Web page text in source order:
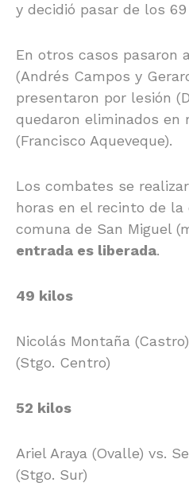
y decidió pasar de los
En otros casos pasaron
(Andrés Campos y
presentaron por lesión
quedaron eliminados en
(Francisco Aqueveque).
Los combates se
horas en el recinto de la
comuna de San Miguel
entrada es liberada.
49 kilos
Nicolás Montaña
(Stgo. Centro)
52 kilos
Ariel Araya (Ovalle) vs.
(Stgo. Sur)